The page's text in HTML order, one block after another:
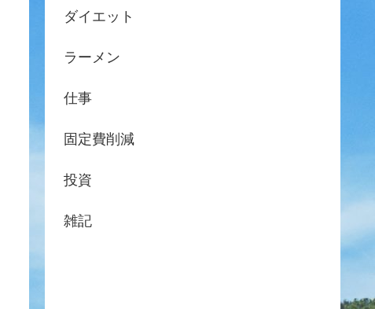
ダイエット
ラーメン
仕事
固定費削減
投資
雑記